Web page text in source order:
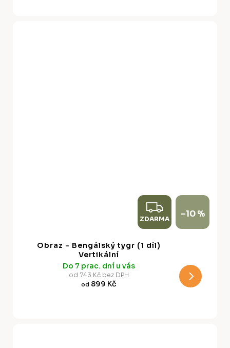
Z
D
ZDARMA –10 %
Obraz - Bengálský tygr (1 díl)
Vertikální
Do 7 prac. dní u vás
od 743 Kč bez DPH
od 899 Kč